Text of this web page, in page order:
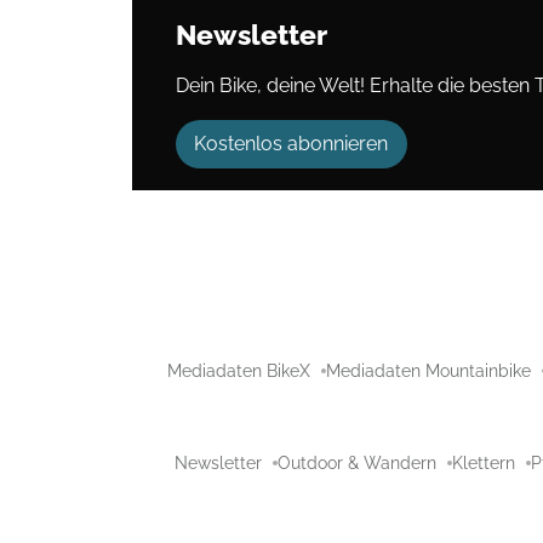
Newsletter
Dein Bike, deine Welt! Erhalte die
Kostenlos abonnieren
Mediadaten BikeX Mediadaten Mountainbike
Newsletter Outdoor & Wandern Klettern